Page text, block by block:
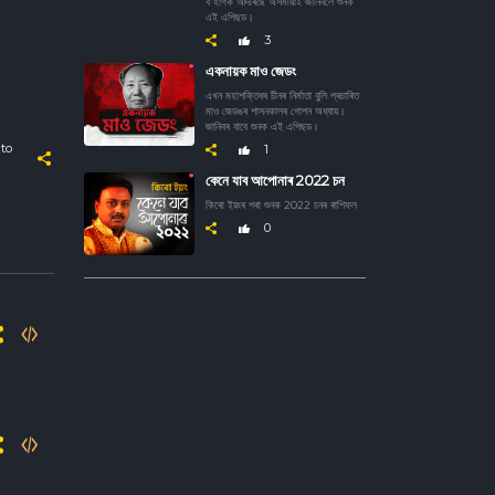
এই এপিছড।
3
একনায়ক মাও জেডং
এখন মহাশক্তিধৰ চীনৰ নিৰ্মাতা বুলি প্ৰচাৰিত
মাও জেডঙৰ শাসনকালৰ গোপন অধ্যায়।
জানিবৰ বাবে শুনক এই এপিছড।
1
কেনে যাব আপোনাৰ 2022 চন
কিৰো ইয়ংৰ পৰা শুনক 2022 চনৰ ৰাশিফল
0